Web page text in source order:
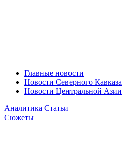
Главные новости
Новости Северного Кавказа
Новости Центральной Азии
Аналитика Статьи
Сюжеты